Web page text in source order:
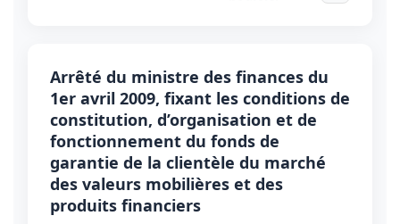
Arrêté du ministre des finances du
1er avril 2009, fixant les conditions de
constitution, d’organisation et de
fonctionnement du fonds de
garantie de la clientèle du marché
des valeurs mobilières et des
produits financiers